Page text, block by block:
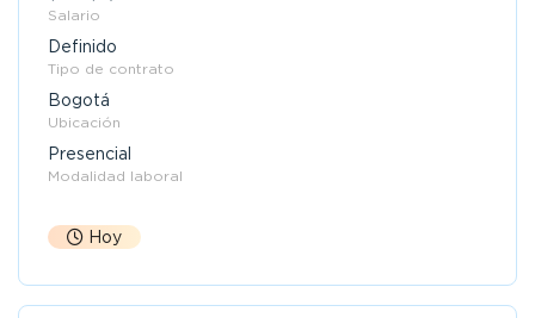
Salario
Definido
Tipo de contrato
Bogotá
Ubicación
Presencial
Modalidad laboral
Hoy